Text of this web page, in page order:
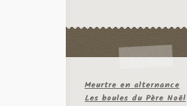
Meurtre en alternance
Les boules du Père Noël